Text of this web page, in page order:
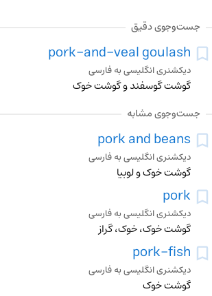
جست‌وجوی دقیق
pork-and-veal goulash
دیکشنری انگلیسی به فارسی
گوشت گوسفند و گوشت خوک
جست‌وجوی مشابه
pork and beans
دیکشنری انگلیسی به فارسی
گوشت خوک و لوبیا
pork
دیکشنری انگلیسی به فارسی
گوشت خوک، خوک، گراز
pork-fish
دیکشنری انگلیسی به فارسی
گوشت خوک